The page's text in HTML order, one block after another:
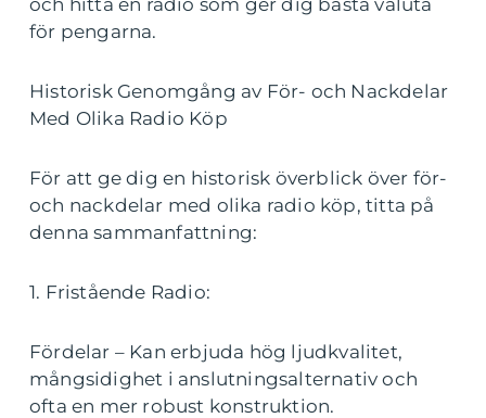
för pengarna.
Historisk Genomgång av För- och Nackdelar
Med Olika Radio Köp
För att ge dig en historisk överblick över för-
och nackdelar med olika radio köp, titta på
denna sammanfattning:
1. Fristående Radio:
Fördelar – Kan erbjuda hög ljudkvalitet,
mångsidighet i anslutningsalternativ och
ofta en mer robust konstruktion.